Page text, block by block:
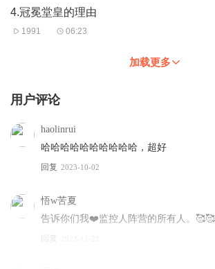
4.冠冕堂皇的理由
1991 06:23
加载更多
用户评论
haolinrui
哈哈哈哈哈哈哈哈哈哈，超好
回复 2023-10-02
悟w苦夏
告诉你们我❤️监控人阵营的所有人。
回复